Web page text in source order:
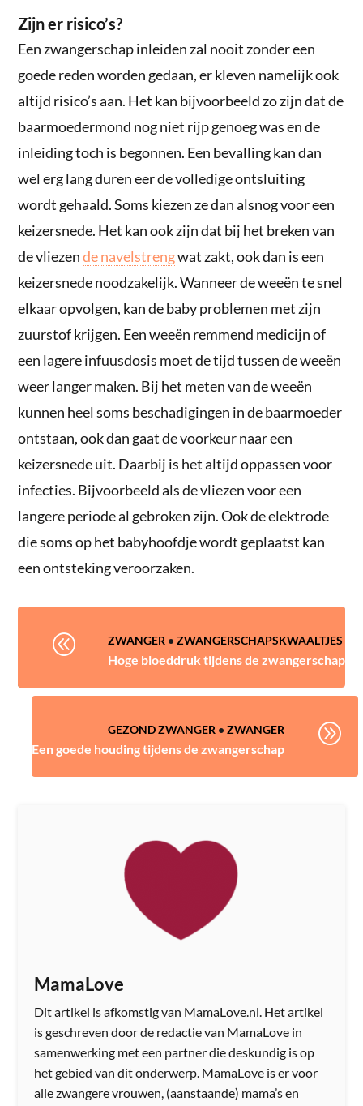
Zijn er risico’s?
Een zwangerschap inleiden zal nooit zonder een
goede reden worden gedaan, er kleven namelijk ook
altijd risico’s aan. Het kan bijvoorbeeld zo zijn dat de
baarmoedermond nog niet rijp genoeg was en de
inleiding toch is begonnen. Een bevalling kan dan
wel erg lang duren eer de volledige ontsluiting
wordt gehaald. Soms kiezen ze dan alsnog voor een
keizersnede. Het kan ook zijn dat bij het breken van
de vliezende navelstrengwat zakt, ook dan is een
keizersnede noodzakelijk. Wanneer de weeën te snel
elkaar opvolgen, kan de baby problemen met zijn
zuurstof krijgen. Een weeën remmend medicijn of
een lagere infuusdosis moet de tijd tussen de weeën
weer langer maken. Bij het meten van de weeën
kunnen heel soms beschadigingen in de baarmoeder
ontstaan, ook dan gaat de voorkeur naar een
keizersnede uit. Daarbij is het altijd oppassen voor
infecties. Bijvoorbeeld als de vliezen voor een
langere periode al gebroken zijn. Ook de elektrode
die soms op het babyhoofdje wordt geplaatst kan
een ontsteking veroorzaken.
@ ZWANGER • ZWANGERSCHAPSKWAALTJES
Hoge bloeddruk tijdens de zwangerschap
GEZOND ZWANGER • ZWANGER
Een goede houding tijdens de zwangerschap
A
MamaLove
Dit artikel is afkomstig van MamaLove.nl. Het artikel
is geschreven door de redactie van MamaLove in
samenwerking met een partner die deskundig is op
het gebied van dit onderwerp. MamaLove is er voor
alle zwangere vrouwen, (aanstaande) mama’s en